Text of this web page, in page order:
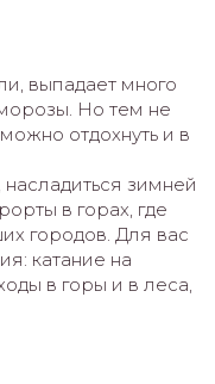
выпадает много
Но тем не
отдохнуть и в
зимней
в горах, где
городов. Для вас
катание на
в горы и в леса,